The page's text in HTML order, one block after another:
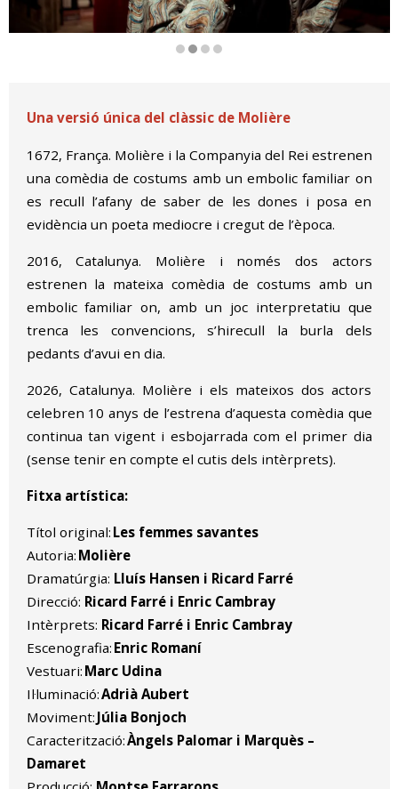
Una versió única del clàssic de Molière
1672, França. Molière i la Companyia del Rei estrenen
una comèdia de costums amb un embolic familiar on
es recull l’afany de saber de les dones i posa en
evidència un poeta mediocre i cregut de l’època.
2016, Catalunya. Molière i només dos actors
estrenen la mateixa comèdia de costums amb un
embolic familiar on, amb un joc interpretatiu que
trenca les convencions, s’hirecull la burla dels
pedants d’avui en dia.
2026, Catalunya. Molière i els mateixos dos actors
celebren 10 anys de l’estrena d’aquesta comèdia que
continua tan vigent i esbojarrada com el primer dia
(sense tenir en compte el cutis dels intèrprets).
Fitxa artística:
Títol original: Les femmes savantes
Autoria: Molière
Dramatúrgia: Lluís Hansen i Ricard Farré
Direcció: Ricard Farré i Enric Cambray
Intèrprets: Ricard Farré i Enric Cambray
Escenografia: Enric Romaní
Vestuari: Marc Udina
Il·luminació:Adrià Aubert
Moviment: Júlia Bonjoch
Caracterització:Àngels Palomar i Marquès –
Damaret